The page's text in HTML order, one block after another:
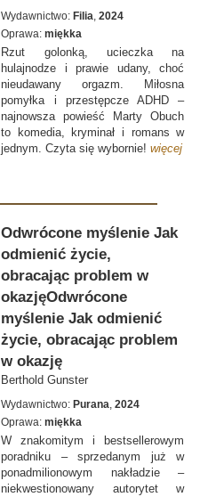
Wydawnictwo: Filia,2024
Oprawa:miękka
Rzut golonką, ucieczka na
hulajnodze i prawie udany, choć
nieudawany orgazm. Miłosna
pomyłka i przestępcze ADHD –
najnowsza powieść Marty Obuch
to komedia, kryminał i romans w
jednym. Czyta się wybornie!więcej
Odwrócone myślenie Jak
odmienić życie,
obracając problem w
okazjęOdwrócone
myślenie Jak odmienić
życie, obracając problem
w okazję
Berthold Gunster
Wydawnictwo: Purana,2024
Oprawa:miękka
W znakomitym i bestsellerowym
poradniku – sprzedanym już w
ponadmilionowym nakładzie –
niekwestionowany autorytet w